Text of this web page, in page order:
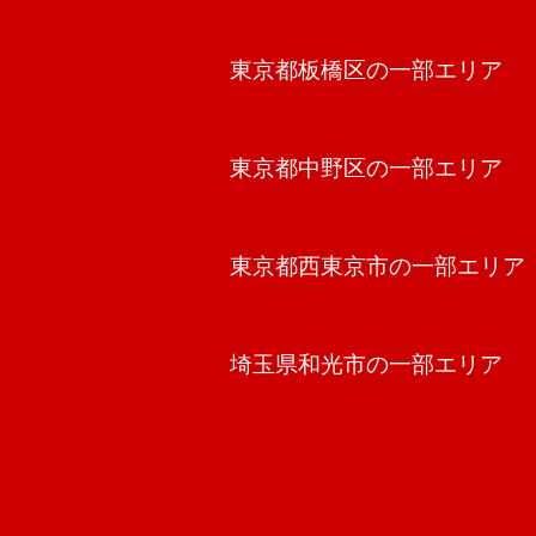
東京都板橋区の一部エリア
東京都中野区の一部エリア
東京都西東京市の一部エリア
埼玉県和光市の一部エリア